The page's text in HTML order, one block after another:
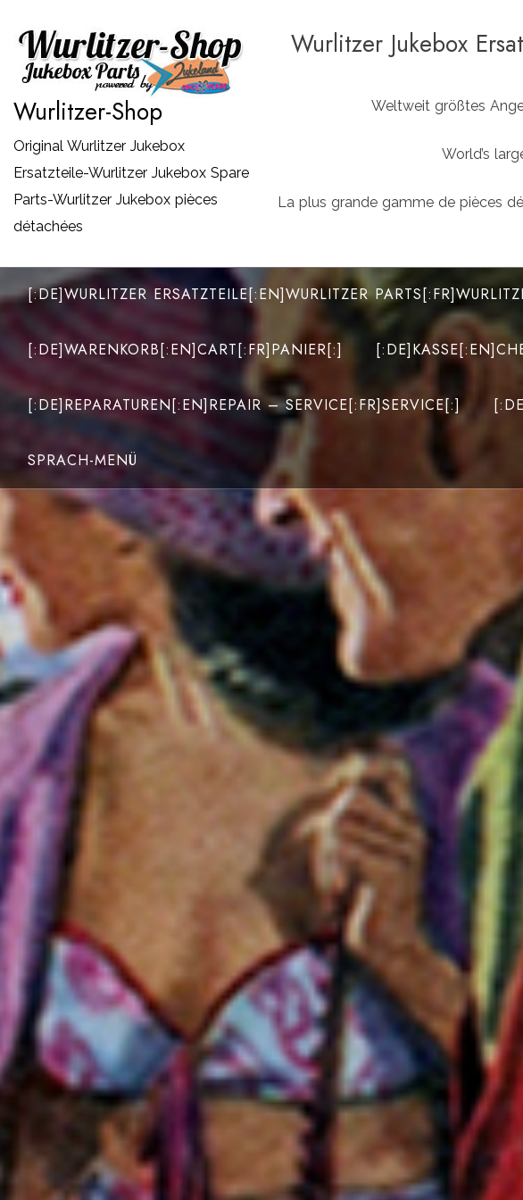
Inhalt
springen
Wurlitzer-Shop
Original Wurlitzer Jukebox
Ersatzteile-Wurlitzer Jukebox Spare
Parts-Wurlitzer Jukebox pièces
détachées
Wurlitzer Jukebox
Weltweit größtes
World’s
La plus grande gamme de pièces
[:DE]WURLITZER ERSATZTEILE[:EN]WURLITZER
[:DE]WARENKORB[:EN]CART[:FR]PANIER[:]
[:DE]REPARATUREN[:EN]REPAIR – SERVICE[:FR]SERVICE[:]
SPRACH-MENÜ